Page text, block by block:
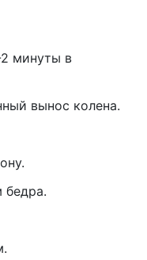
минуты в
вынос колена.
бедра.